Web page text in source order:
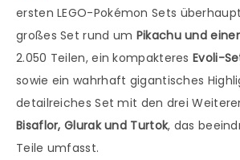
ersten LEGO-Pokémon Sets
großes Set rund um Pikachu und
2.050 Teilen, ein kompakteresEvoli-
sowie ein wahrhaft gigantisches
detailreiches Set mit den drei
Bisaflor, Glurak und Turtok, das
Teile umfasst.